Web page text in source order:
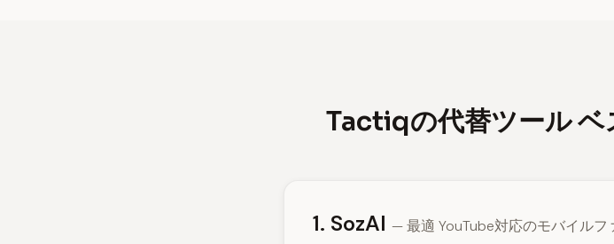
Tactiqの代替ツール ベ
1. SozAI — 最適 YouTube対応のモバイルフ